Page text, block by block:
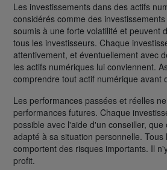
Les investissements dans des actifs
considérés comme des
soumis à une forte volatilité et peuvent
tous les investisseurs. Chaque
attentivement, et éventuellement avec
les actifs numériques lui conviennent.
comprendre tout actif numérique avant
Les performances passées et réelles
performances futures. Chaque
possible avec l'aide d'un conseiller,
adapté à sa situation personnelle. Tous
comportent des risques importants. Il
profit.